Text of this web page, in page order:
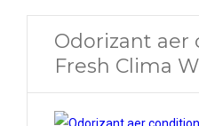
Odorizant aer
Fresh Clima